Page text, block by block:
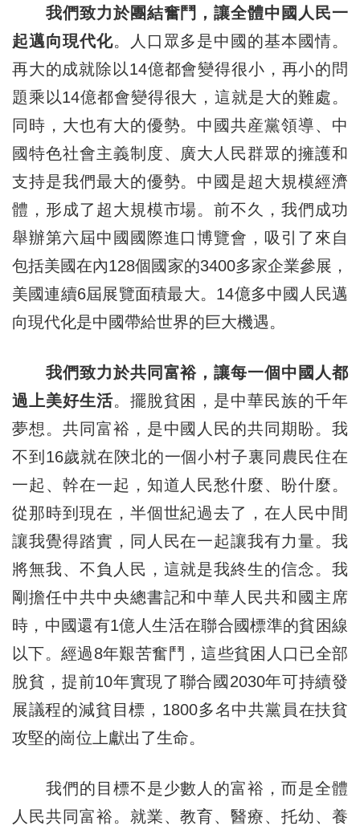
我們致力於團結奮鬥，讓全體中國人民一
起邁向現代化。人口眾多是中國的基本國情。
再大的成就除以14億都會變得很小，再小的問
題乘以14億都會變得很大，這就是大的難處。
同時，大也有大的優勢。中國共産黨領導、中
國特色社會主義制度、廣大人民群眾的擁護和
支持是我們最大的優勢。中國是超大規模經濟
體，形成了超大規模市場。前不久，我們成功
舉辦第六屆中國國際進口博覽會，吸引了來自
包括美國在內128個國家的3400多家企業參展，
美國連續6屆展覽面積最大。14億多中國人民邁
向現代化是中國帶給世界的巨大機遇。
我們致力於共同富裕，讓每一個中國人都
過上美好生活。擺脫貧困，是中華民族的千年
夢想。共同富裕，是中國人民的共同期盼。我
不到16歲就在陝北的一個小村子裏同農民住在
一起、幹在一起，知道人民愁什麼、盼什麼。
從那時到現在，半個世紀過去了，在人民中間
讓我覺得踏實，同人民在一起讓我有力量。我
將無我、不負人民，這就是我終生的信念。我
剛擔任中共中央總書記和中華人民共和國主席
時，中國還有1億人生活在聯合國標準的貧困線
以下。經過8年艱苦奮鬥，這些貧困人口已全部
脫貧，提前10年實現了聯合國2030年可持續發
展議程的減貧目標，1800多名中共黨員在扶貧
攻堅的崗位上獻出了生命。
我們的目標不是少數人的富裕，而是全體
人民共同富裕。就業、教育、醫療、托幼、養